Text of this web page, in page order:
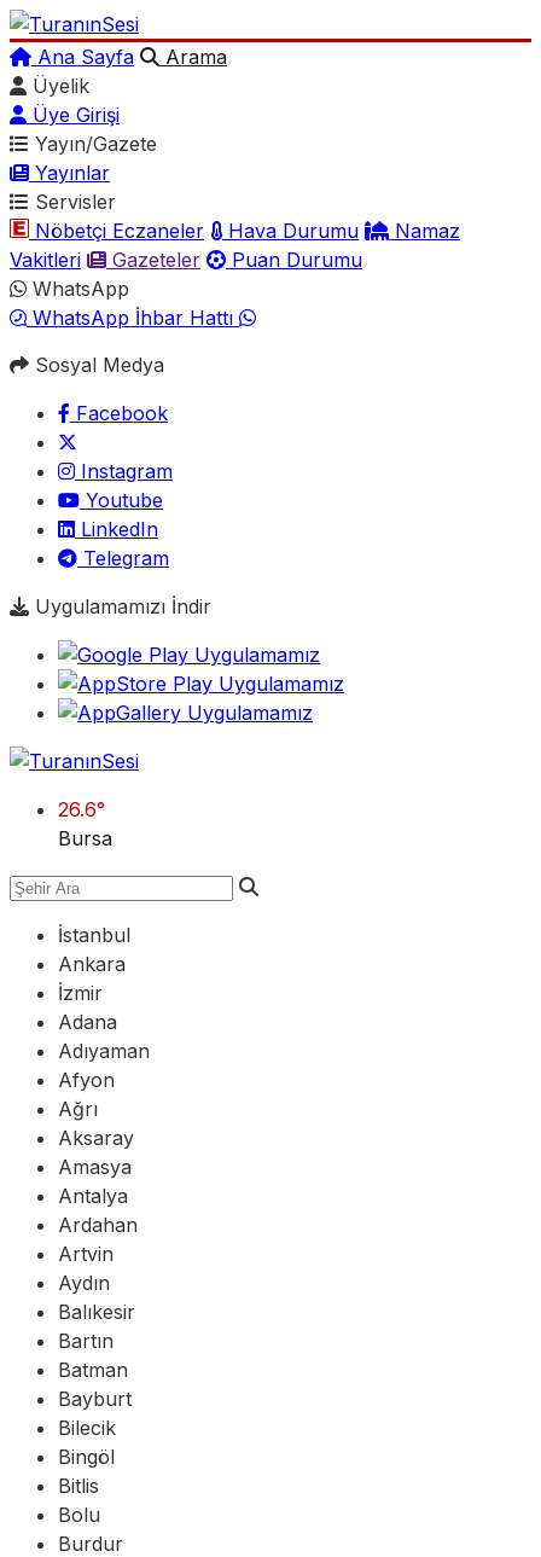
Ana Sayfa
Arama
Üyelik
Üye Girişi
Yayın/Gazete
Yayınlar
Servisler
Nöbetçi Eczaneler
Hava Durumu
Namaz
Vakitleri
Gazeteler
Puan Durumu
WhatsApp
WhatsApp İhbar Hattı
Sosyal Medya
Facebook
Instagram
Youtube
LinkedIn
Telegram
Uygulamamızı İndir
26.6°
Bursa
İstanbul
Ankara
İzmir
Adana
Adıyaman
Afyon
Ağrı
Aksaray
Amasya
Antalya
Ardahan
Artvin
Aydın
Balıkesir
Bartın
Batman
Bayburt
Bilecik
Bingöl
Bitlis
Bolu
Burdur